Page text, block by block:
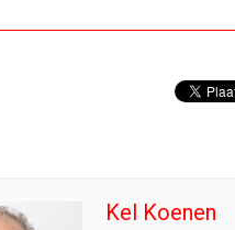
Kel Koenen